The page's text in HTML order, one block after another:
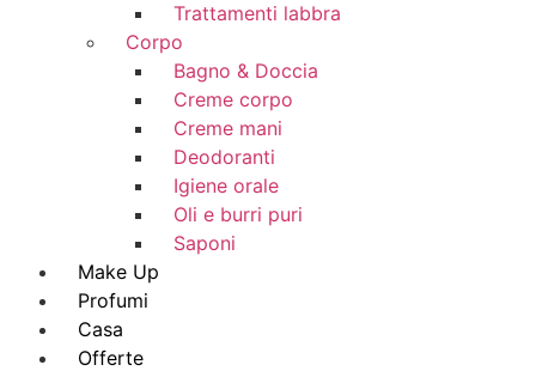
Trattamenti labbra
Corpo
Bagno & Doccia
Creme corpo
Creme mani
Deodoranti
Igiene orale
Oli e burri puri
Saponi
Make Up
Profumi
Casa
Offerte